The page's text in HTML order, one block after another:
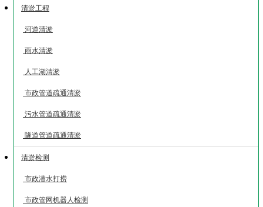
清淤工程
河道清淤
雨水清淤
人工湖清淤
市政管道疏通清淤
污水管道疏通清淤
隧道管道疏通清淤
清淤检测
市政潜水打捞
市政管网机器人检测